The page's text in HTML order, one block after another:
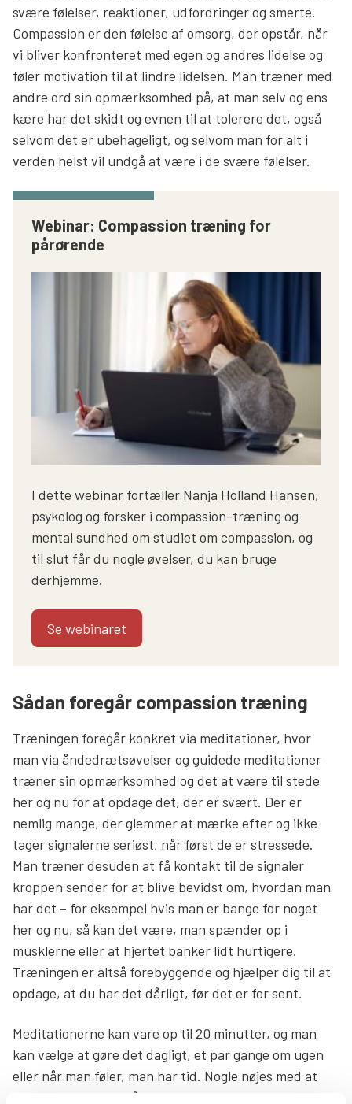
svære følelser, reaktioner, udfordringer og smerte.
Compassion er den følelse af omsorg, der opstår, når
vi bliver konfronteret med egen og andres lidelse og
føler motivation til at lindre lidelsen. Man træner med
andre ord sin opmærksomhed på, at man selv og ens
kære har det skidt og evnen til at tolerere det, også
selvom det er ubehageligt, og selvom man for alt i
verden helst vil undgå at være i de svære følelser.
Webinar: Compassion træning for
pårørende
I dette webinar fortæller Nanja Holland Hansen,
psykolog og forsker i compassion-træning og
mental sundhed om studiet om compassion, og
til slut får du nogle øvelser, du kan bruge
derhjemme.
Se webinaret
Sådan foregår compassion træning
Træningen foregår konkret via meditationer, hvor
man via åndedrætsøvelser og guidede meditationer
træner sin opmærksomhed og det at være til stede
her og nu for at opdage det, der er svært. Der er
nemlig mange, der glemmer at mærke efter og ikke
tager signalerne seriøst, når først de er stressede.
Man træner desuden at få kontakt til de signaler
kroppen sender for at blive bevidst om, hvordan man
har det – for eksempel hvis man er bange for noget
her og nu, så kan det være, man spænder op i
musklerne eller at hjertet banker lidt hurtigere.
Træningen er altså forebyggende og hjælper dig til at
opdage, at du har det dårligt, før det er for sent.
Meditationerne kan vare op til 20 minutter, og man
kan vælge at gøre det dagligt, et par gange om ugen
eller når man føler, man har tid. Nogle nøjes med at
bruge to minutter på at sætte sig ned, trække vejret